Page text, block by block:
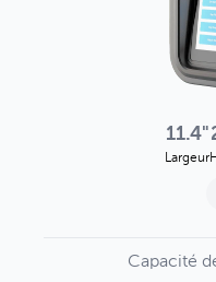
11.4"
Largeur
Capacité